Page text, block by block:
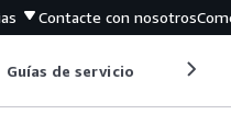
Contacte con nosotros
Guías de servicio